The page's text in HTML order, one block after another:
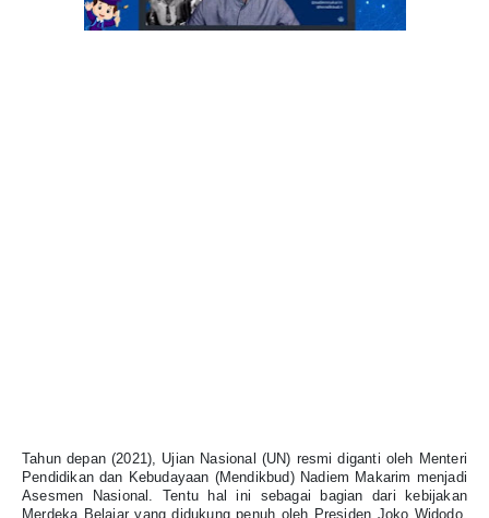
Tahun depan (2021), Ujian Nasional (UN) resmi diganti oleh Menteri
Pendidikan dan Kebudayaan (Mendikbud) Nadiem Makarim menjadi
Asesmen Nasional. Tentu hal ini sebagai bagian dari kebijakan
Merdeka Belajar yang didukung penuh oleh Presiden Joko Widodo.